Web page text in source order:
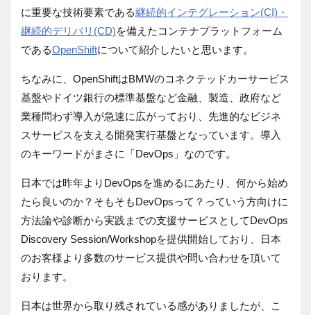
に重要な技術要素である継続的インテグレーション(CI)・
継続的デリバリ(CD)を備えたコンテナプラットフォーム
であるOpenShiftについて紹介したいと思います。
ちなみに、OpenShiftはBMWのコネクテッドカーサービス
基盤やドイツ銀行の標準基盤など金融、製造、政府など
業種問わず導入が急速に広がっており、先進的なビジネ
スサービスを支える開発実行基盤となっています。導入
のキーワードがまさに「DevOps」なのです。
日本では昨年よりDevOpsを進めるにあたり、何から始め
たら良いのか？そもそもDevOpsって？っていう方向けに
方法論や診断から実践までの支援サービスとしてDevOps
Discovery Session/Workshopを提供開始しており、日本
のお客様より多数のサービス提供や問い合わせを頂いて
おります。
日本は世界から取り残されている感がありましたが、こ